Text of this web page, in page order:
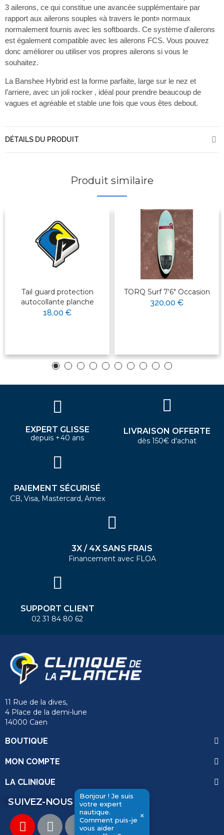
3 ailerons, ce qui constitue une avancée supplémentaire par
rapport aux ailerons souples «à travers le pont» normaux
normalement fournis avec les softboards. Ce système d'ailerons
est également compatible avec les ailerons FCS. Vous pouvez
donc améliorer ou utiliser vos propres ailerons si vous le
souhaitez.
La Banshee Hybrid est la forme parfaite, large sur le nez et
l’arriere, avec un joli rocker , idéal pour prendre beaucoup de
vagues et agréable et stable une fois que vous êtes debout.
DÉTAILS DU PRODUIT
Produit similaire
Tail guard protection
autocollante planche
18,00 €
TORQ Surf 7'6" Occasion
320,00 €
Bonjour ! Je suis
votre expert
nautique.
Comment puis-je
vous aider
×
EXPERT GLISSE
depuis +40 ans
LIVRAISON OFFERTE
dès 150€ d'achat
PAIEMENT SÉCURISÉ
CB, Visa, Mastercard, Amex
3X / 4X SANS FRAIS
Financement avec FLOA
SUPPORT CLIENT
02 31 84 80 62
11 Rue de la dives,
4 Place de la demi-lune
14000 Caen
BOUTIQUE
MON COMPTE
LA CLINIQUE
SUIVEZ-NOUS